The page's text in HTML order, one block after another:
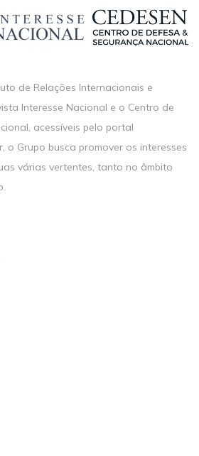
de Relações Internacionais e
Interesse Nacional e o Centro de
acessíveis pelo portal
o Grupo busca promover os interesses
várias vertentes, tanto no âmbito